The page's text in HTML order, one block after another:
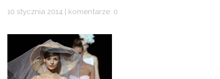
10 stycznia 2014 | komentarze: 0